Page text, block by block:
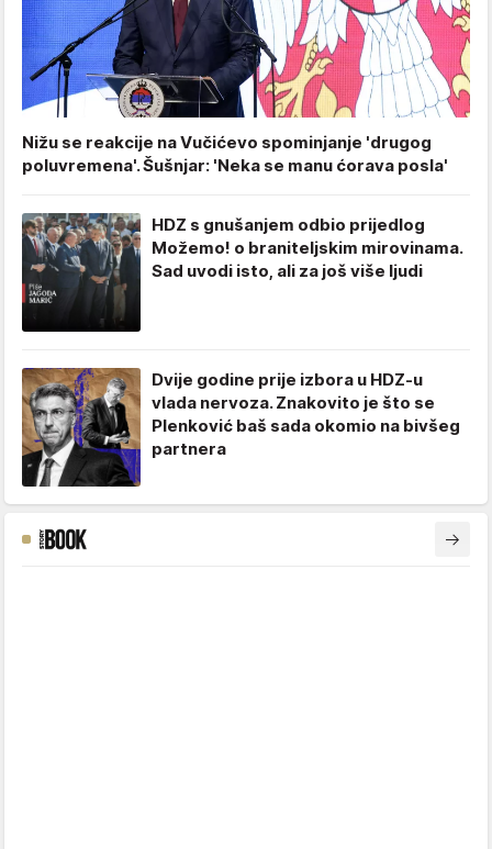
Nižu se reakcije na Vučićevo spominjanje 'drugog
poluvremena'. Šušnjar: 'Neka se manu ćorava posla'
HDZ s gnušanjem odbio prijedlog
Možemo! o braniteljskim mirovinama.
Sad uvodi isto, ali za još više ljudi
Dvije godine prije izbora u HDZ-u
vlada nervoza. Znakovito je što se
Plenković baš sada okomio na bivšeg
partnera